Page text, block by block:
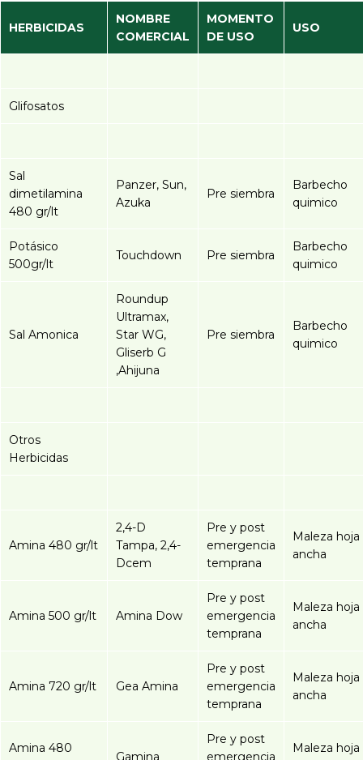
HERBICIDAS
NOMBRE
COMERCIAL
MOMENTO
DE USO
USO
Glifosatos
Sal
dimetilamina
480 gr/lt
Panzer, Sun,
Azuka
Pre siembra
Barbecho
quimico
Potásico
500gr/lt
Touchdown Pre siembra
Barbecho
quimico
Sal Amonica
Roundup
Ultramax,
Star WG,
Gliserb G
,Ahijuna
Pre siembra
Barbecho
quimico
Otros
Herbicidas
Amina 480 gr/lt
2,4-D
Tampa, 2,4-
Dcem
Pre y post
emergencia
temprana
Maleza hoja
ancha
Amina 500 gr/lt Amina Dow
Pre y post
emergencia
temprana
Maleza hoja
ancha
Amina 720 gr/lt Gea Amina
Pre y post
emergencia
temprana
Maleza hoja
ancha
Amina 480
Gamina
Pre y post
emergencia
Maleza hoja